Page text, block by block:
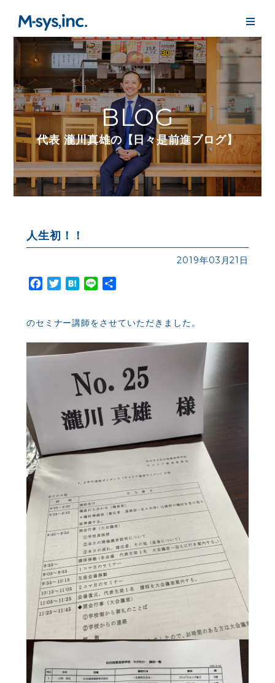
BLOG
代表 瀧川真雄の【日々是前進ブログ】
人生初！！
2019年03月21日
Facebook
TwitterHatena
Line
のセミナー講師をさせていただきました。